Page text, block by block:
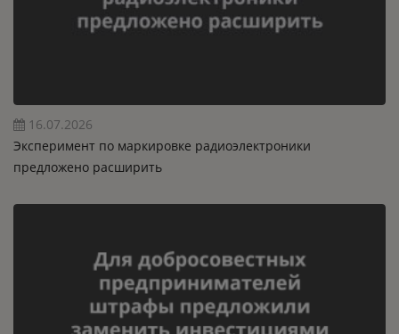
16.07.2026
Эксперимент по маркировке радиоэлектроники
предложено расширить